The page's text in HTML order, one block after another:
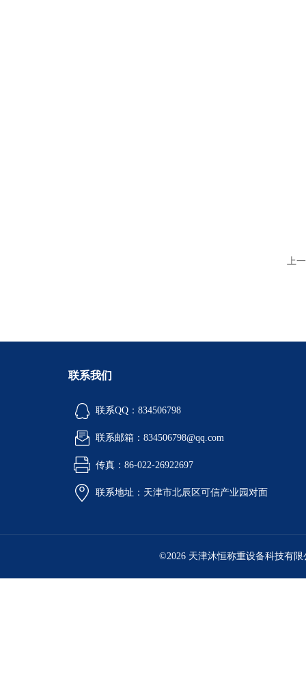
上
联系我们
联系QQ：834506798
联系邮箱：834506798@qq.com
传真：86-022-26922697
联系地址：天津市北辰区可信产业园对面
©2026 天津沐恒称重设备科技有